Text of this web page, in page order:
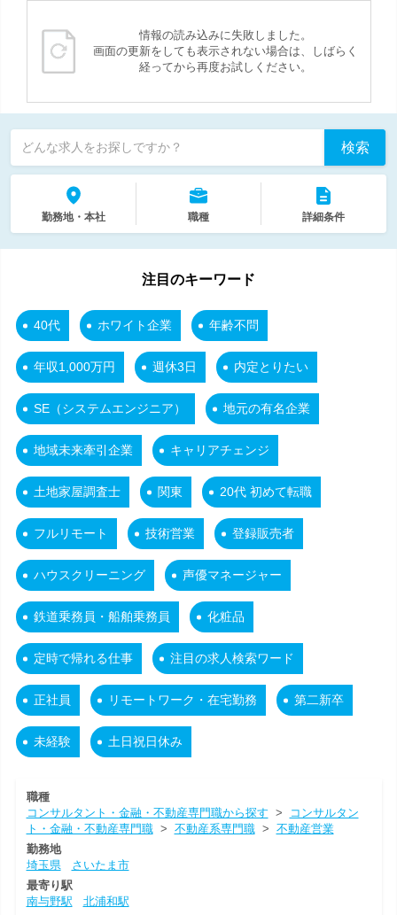
情報の読み込みに失敗しました。
画面の更新をしても表示されない場合は、しばらく
経ってから再度お試しください。
どんな求人をお探しですか？ 検索
勤務地・本社 職種 詳細条件
注目のキーワード
40代 ホワイト企業 年齢不問
年収1,000万円 週休3日 内定とりたい
SE（システムエンジニア） 地元の有名企業
地域未来牽引企業 キャリアチェンジ
土地家屋調査士 関東 20代 初めて転職
フルリモート 技術営業 登録販売者
ハウスクリーニング 声優マネージャー
鉄道乗務員・船舶乗務員 化粧品
定時で帰れる仕事 注目の求人検索ワード
正社員 リモートワーク・在宅勤務 第二新卒
未経験 土日祝日休み
職種
コンサルタント・金融・不動産専門職から探す >
コンサルタン
ト・金融・不動産専門職> 不動産系専門職> 不動産営業
勤務地
埼玉県
さいたま市
最寄り駅
南与野駅
北浦和駅